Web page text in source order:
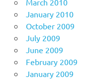
January 2010
October 2009
July 2009
June 2009
February 2009
January 2009